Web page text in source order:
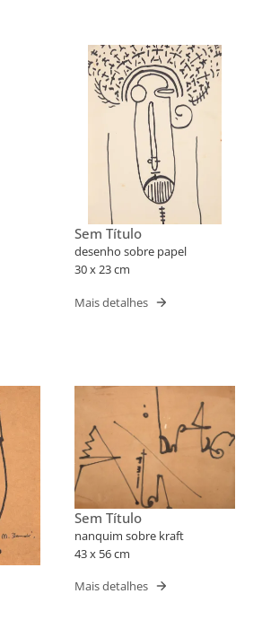
Sem Título
desenho sobre papel
30 x 23 cm
Mais detalhes
Sem Título
nanquim sobre kraft
43 x 56 cm
Mais detalhes